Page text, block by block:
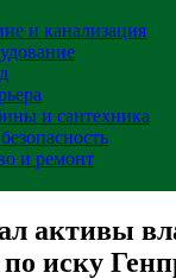
и канализация
и сантехника
и ремонт
активы
иску